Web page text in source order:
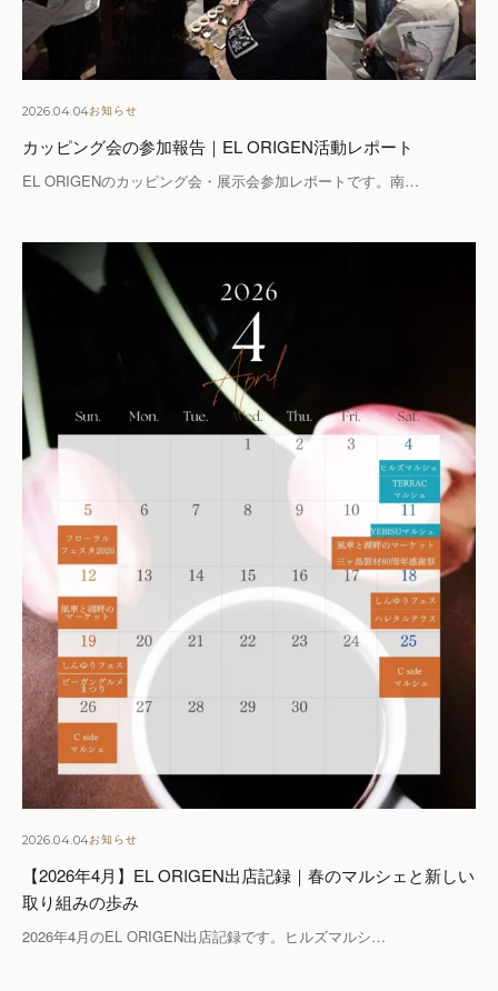
2026.04.04お知らせ
カッピング会の参加報告｜EL ORIGEN活動レポート
EL ORIGENのカッピング会・展示会参加レポートです。南…
2026.04.04お知らせ
【2026年4月】EL ORIGEN出店記録｜春のマルシェと新しい
取り組みの歩み
2026年4月のEL ORIGEN出店記録です。ヒルズマルシ…